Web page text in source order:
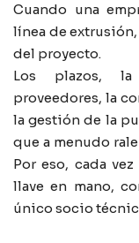
Cuando una
línea de
del proyecto.
Los plazos, la
proveedores, la
la gestión de la
que a menudo
Por eso, cada
llave en mano,
único socio